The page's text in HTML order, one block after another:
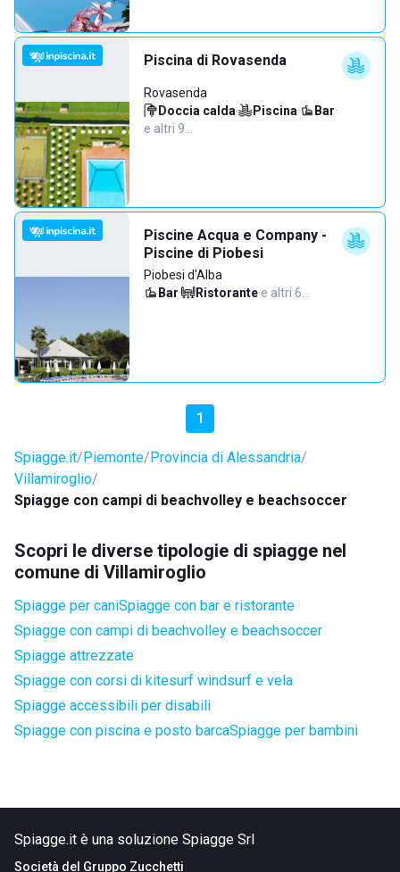
Piscina di Rovasenda
Rovasenda
Doccia calda· Piscina· Bar·
e altri 9…
Piscine Acqua e Company -
Piscine di Piobesi
Piobesi d'Alba
Bar· Ristorante·e altri 6…
1
Spiagge.it Piemonte Provincia di Alessandria
Villamiroglio
Spiagge con campi di beachvolley e beachsoccer
Scopri le diverse tipologie di spiagge nel
comune di Villamiroglio
Spiagge per caniSpiagge con bar e ristorante
Spiagge con campi di beachvolley e beachsoccer
Spiagge attrezzate
Spiagge con corsi di kitesurf windsurf e vela
Spiagge accessibili per disabili
Spiagge con piscina e posto barcaSpiagge per bambini
Spiagge.it è una soluzione Spiagge Srl
Società del Gruppo Zucchetti